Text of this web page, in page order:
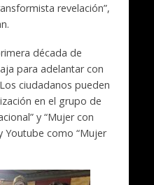
revelación”,
década de
para adelantar con
ciudadanos pueden
en el grupo de
y “Mujer con
Youtube como “Mujer